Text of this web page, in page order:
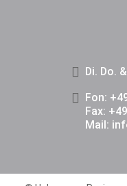
Di. Do.
Fon:
Fax:
Mail: